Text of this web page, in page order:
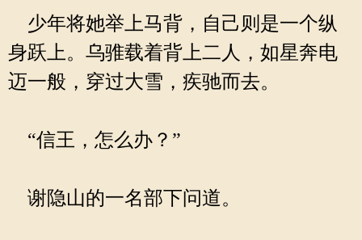
少年将她举上马背，自己则是一个纵
身跃上。乌骓载着背上二人，如星奔电
迈一般，穿过大雪，疾驰而去。
“信王，怎么办？”
谢隐山的一名部下问道。